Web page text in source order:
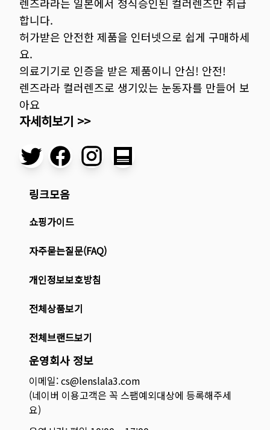
합니다.
허가받은 안전한 제품을 인터넷으로 쉽게 구매하세
요.
의료기기로 인증을 받은 제품이니 안심! 안전!
렌즈라라 컬러렌즈로 생기있는 눈동자를 만들어 보
아요
자세히보기 >>
링크모음
쇼핑가이드
자주묻는질문(FAQ)
개인정보보호방침
전체상품보기
전체브랜드보기
운영회사 정보
이메일: cs@lenslala3.com
(네이버 이용고객은 꼭 스팸예외대상에 등록해주세
요)